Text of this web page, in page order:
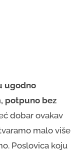
ugodno
potpuno bez
dobar ovakav
malo više
Poslovica koju